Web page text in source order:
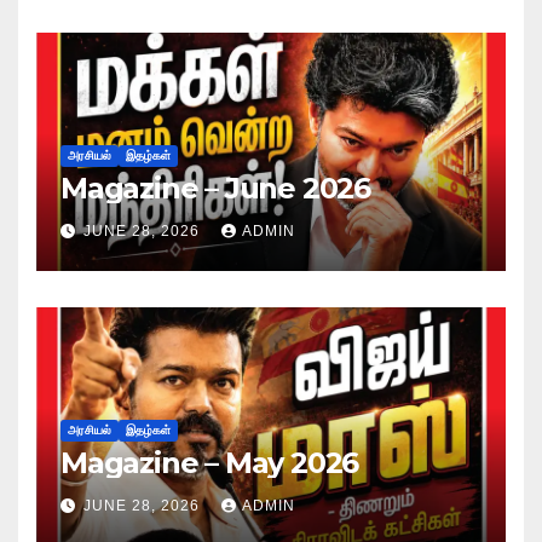
அரசியல் இதழ்கள்
Magazine – June 2026
JUNE 28, 2026 ADMIN
அரசியல் இதழ்கள்
Magazine – May 2026
JUNE 28, 2026 ADMIN